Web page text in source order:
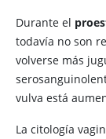
Durante el
todavía no son
volverse más
vulva está
La citología